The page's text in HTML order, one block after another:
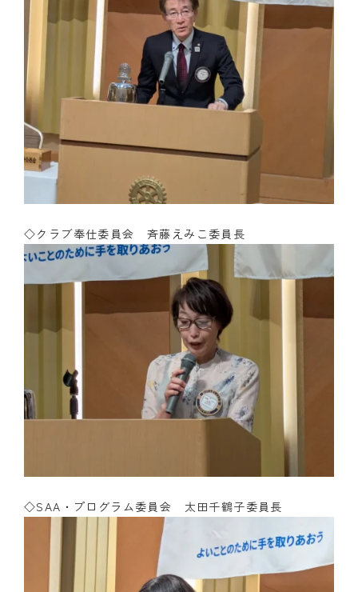
◇クラブ奉仕委員会 斉藤えみこ委員長
◇SAA・プログラム委員会 太田千鶴子委員長